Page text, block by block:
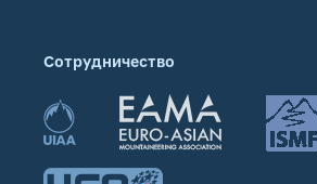
Сотрудничество